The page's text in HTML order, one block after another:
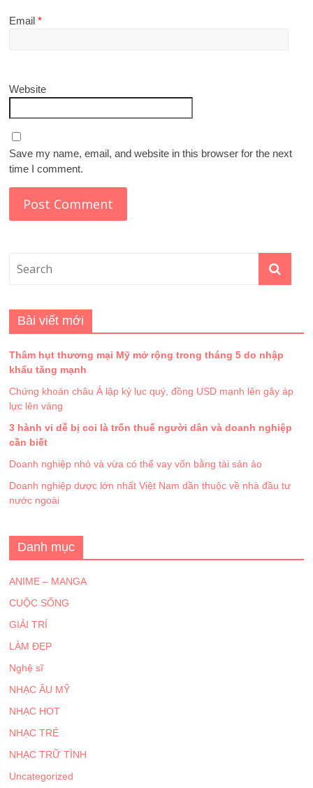
Email*
Website
Save my name, email, and website in this browser for the next
time I comment.
Bài viết mới
Thâm hụt thương mại Mỹ mở rộng trong tháng 5 do nhập
khẩu tăng mạnh
Chứng khoán châu Á lập kỷ lục quý, đồng USD mạnh lên gây áp
lực lên vàng
3 hành vi dễ bị coi là trốn thuế người dân và doanh nghiệp
cần biết
Doanh nghiệp nhỏ và vừa có thể vay vốn bằng tài sản ảo
Doanh nghiệp dược lớn nhất Việt Nam dần thuộc về nhà đầu tư
nước ngoài
Danh mục
ANIME – MANGA
CUỘC SỐNG
GIẢI TRÍ
LÀM ĐẸP
Nghệ sĩ
NHẠC ÂU MỸ
NHẠC HOT
NHẠC TRẺ
NHẠC TRỮ TÌNH
Uncategorized